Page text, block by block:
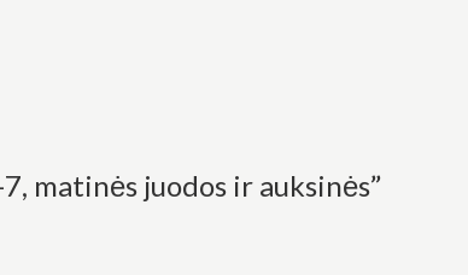
matinės juodos ir auksinės”